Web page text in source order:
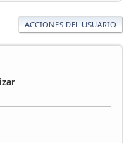
ACCIONES DEL USUARIO